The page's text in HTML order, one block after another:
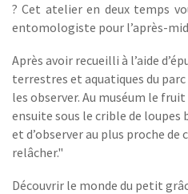
? Cet atelier en deux temps
entomologiste pour l’après-
Après avoir recueilli à l’aide
terrestres et aquatiques du parc
les observer. Au muséum le
ensuite sous le crible de
et d’observer au plus proche de
relâcher."
Découvrir le monde du petit